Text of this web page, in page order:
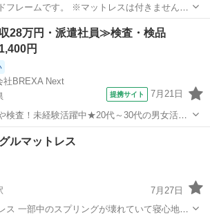
フレームです。 ※マットレスは付きません。
は、羽屋に来て
。 7/31であれば、解体した状態でお譲り可能
駅 ベッド
28万円・派遣社員≫検査・検品
円
社BREXA Next
提携サイト 7月21日
検査！未経験活躍中★20代～30代の男女活躍
任旅費会社負担！マイカー通勤OK！無料駐
本県菊池郡大津町》 人気の工場のお
組立...
ルマットレス
7月27日
ス 一部中のスプリングが壊れていて寝心地が